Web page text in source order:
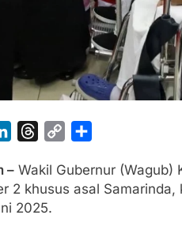
LinkedInThreads
Copy
– Wakil Gubernur (Wagub)
2 khusus asal
2025.